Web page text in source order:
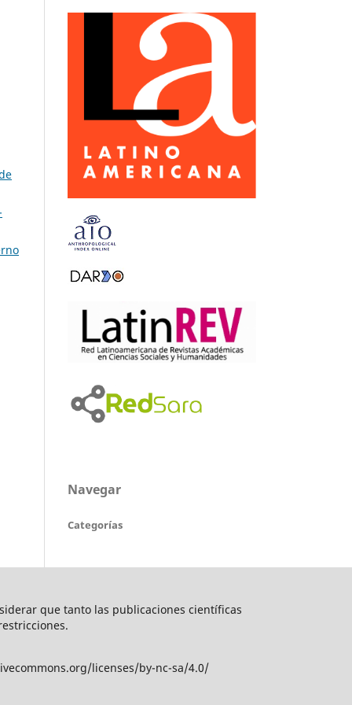
Navegar
Categorías
que tanto las publicaciones científicas
licenses/by-nc-sa/4.0/